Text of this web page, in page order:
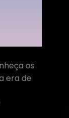
os
era de